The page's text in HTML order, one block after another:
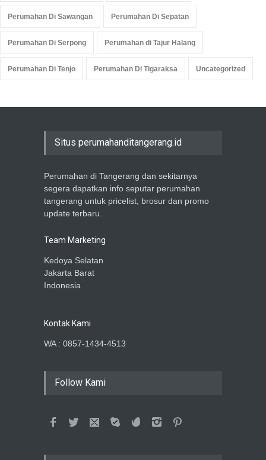
Perumahan Di Sawangan Perumahan Di Sepatan
Perumahan Di Serpong Perumahan di Tajur Halang
Perumahan Di Tenjo Perumahan Di Tigaraksa Uncategorized
Situs perumahanditangerang.id
Perumahan di Tangerang dan sekitarnya
segera dapatkan info seputar perumahan
tangerang untuk pricelist, brosur dan promo
update terbaru.
Team Marketing
Kedoya Selatan
Jakarta Barat
Indonesia
Kontak Kami
WA : 0857-1434-4513
Follow Kami